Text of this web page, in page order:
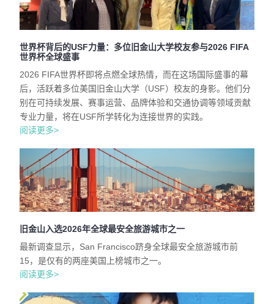
世界杯背后的USF力量：多位旧金山大学校友参与2026 FIFA
世界杯全球盛事
2026 FIFA世界杯即将点燃全球热情，而在这场国际盛事的幕
后，活跃着多位美国旧金山大学（USF）校友的身影。他们分
别在可持续发展、赛事运营、品牌体验和交通协调等领域贡献
专业力量，将在USF所学转化为连接世界的实践。
阅读更多>
旧金山入选2026年全球最安全旅游城市之一
最新调查显示，San Francisco跻身全球最安全旅游城市前
15，是仅有的两座美国上榜城市之一。
阅读更多>